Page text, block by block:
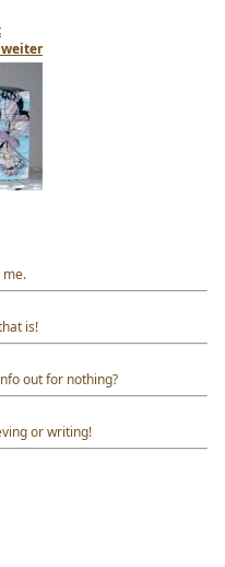
weiter
me.
is!
out for nothing?
or writing!